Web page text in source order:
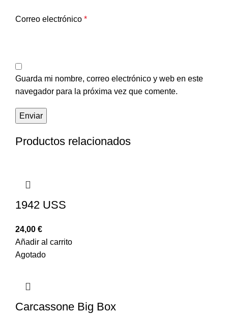
Correo electrónico *
Guarda mi nombre, correo electrónico y web en este
navegador para la próxima vez que comente.
Productos relacionados
1942 USS
24,00 €
Añadir al carrito
Agotado
Carcassone Big Box